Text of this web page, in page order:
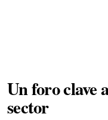
Un foro clave
sector